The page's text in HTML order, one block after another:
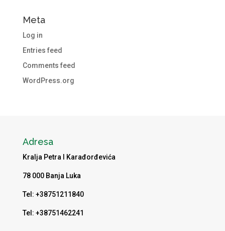
Meta
Log in
Entries feed
Comments feed
WordPress.org
Adresa
Kralja Petra I Karađorđevića
78 000 Banja Luka
Tel: +38751211840
Tel: +38751462241